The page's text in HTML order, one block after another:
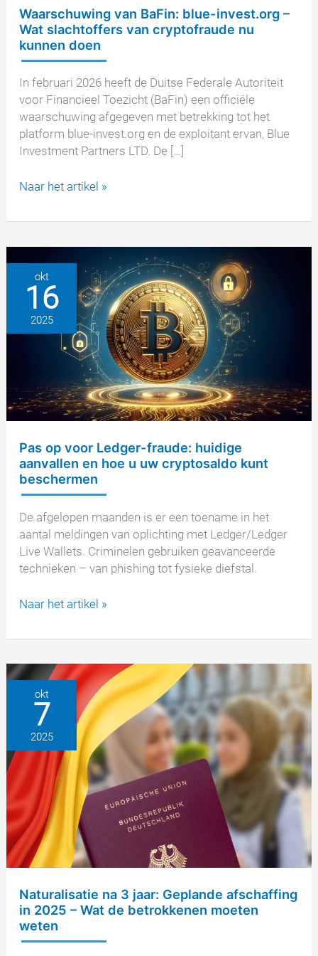
Waarschuwing van BaFin: blue-invest.org –
Wat slachtoffers van cryptofraude nu
kunnen doen
In februari 2026 heeft de Duitse Federale Autoriteit
voor Financieel Toezicht (BaFin) een officiële
waarschuwing afgegeven met betrekking tot het
platform blue-invest.org en de exploitant ervan, Blue
Investment Partners LTD. De […]
Waarschuwing
BaFin:
Wat
slachtoffers
van
cryptofraude
doen
Naar het artikel »
okt
16
2025
Pas op voor Ledger-fraude: huidige
aanvallen en hoe u uw cryptosaldo kunt
beschermen
De afgelopen maanden is er een toename in het
aantal meldingen van oplichting met Ledger/Ledger
Live Wallets. Criminelen gebruiken geavanceerde
technieken – van phishing tot fysieke diefstal.
Pas
voor
fraude:
huidige
aanvallen
hoe
uw
cryptosaldo
kunt
beschermen
Naar het artikel »
okt
7
2025
Naturalisatie na 3 jaar: Geplande afschaffing
in 2025 – Wat de betrokkenen moeten
weten